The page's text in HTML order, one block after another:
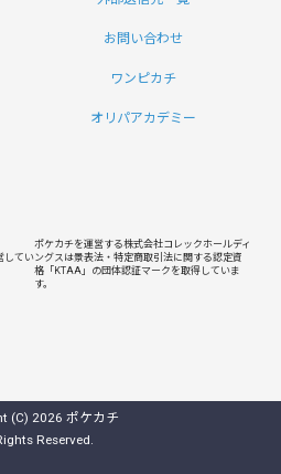
お問い合わせ
ワンピカチ
オリパアカデミー
してい
ポケカチを運営する株式会社コレックホールディ
ングスは景表法・特定商取引法に関する認定資
格「KTAA」の団体認証マークを取得していま
す。
(C) 2026 ポケカチ
Reserved.